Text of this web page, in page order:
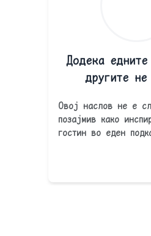
Додека
другите не
Овој наслов не е
позајмив како
гостин во еден